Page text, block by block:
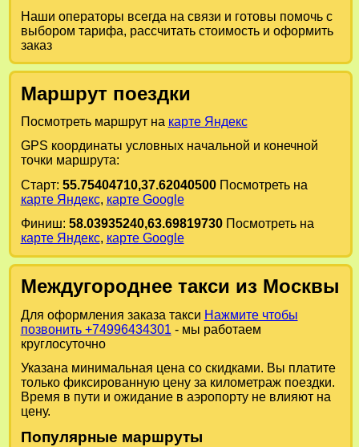
Наши операторы всегда на связи и готовы помочь с
выбором тарифа, рассчитать стоимость и оформить
заказ
Маршрут поездки
Посмотреть маршрут на карте Яндекс
GPS координаты условных начальной и конечной
точки маршрута:
Старт: 55.75404710,37.62040500Посмотреть на
карте Яндекс, карте Google
Финиш: 58.03935240,63.69819730Посмотреть на
карте Яндекс, карте Google
Междугороднее такси из Москвы
Для оформления заказа такси Нажмите чтобы
позвонить +74996434301 - мы работаем
круглосуточно
Указана минимальная цена со скидками. Вы платите
только фиксированную цену за километраж поездки.
Время в пути и ожидание в аэропорту не влияют на
цену.
Популярные маршруты